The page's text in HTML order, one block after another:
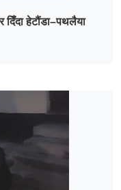
हेटौंडा–पथलैया